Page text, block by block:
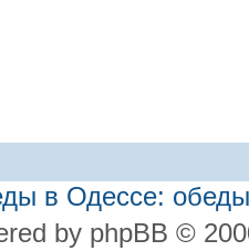
в Одессе:
by phpBB ©